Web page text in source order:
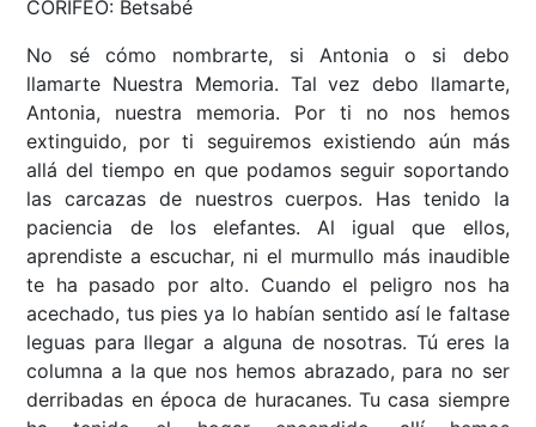
CORIFEO: Betsabé
No sé cómo nombrarte, si Antonia o si debo
llamarte Nuestra Memoria. Tal vez debo llamarte,
Antonia, nuestra memoria. Por ti no nos hemos
extinguido, por ti seguiremos existiendo aún más
allá del tiempo en que podamos seguir soportando
las carcazas de nuestros cuerpos. Has tenido la
paciencia de los elefantes. Al igual que ellos,
aprendiste a escuchar, ni el murmullo más inaudible
te ha pasado por alto. Cuando el peligro nos ha
acechado, tus pies ya lo habían sentido así le faltase
leguas para llegar a alguna de nosotras. Tú eres la
columna a la que nos hemos abrazado, para no ser
derribadas en época de huracanes. Tu casa siempre